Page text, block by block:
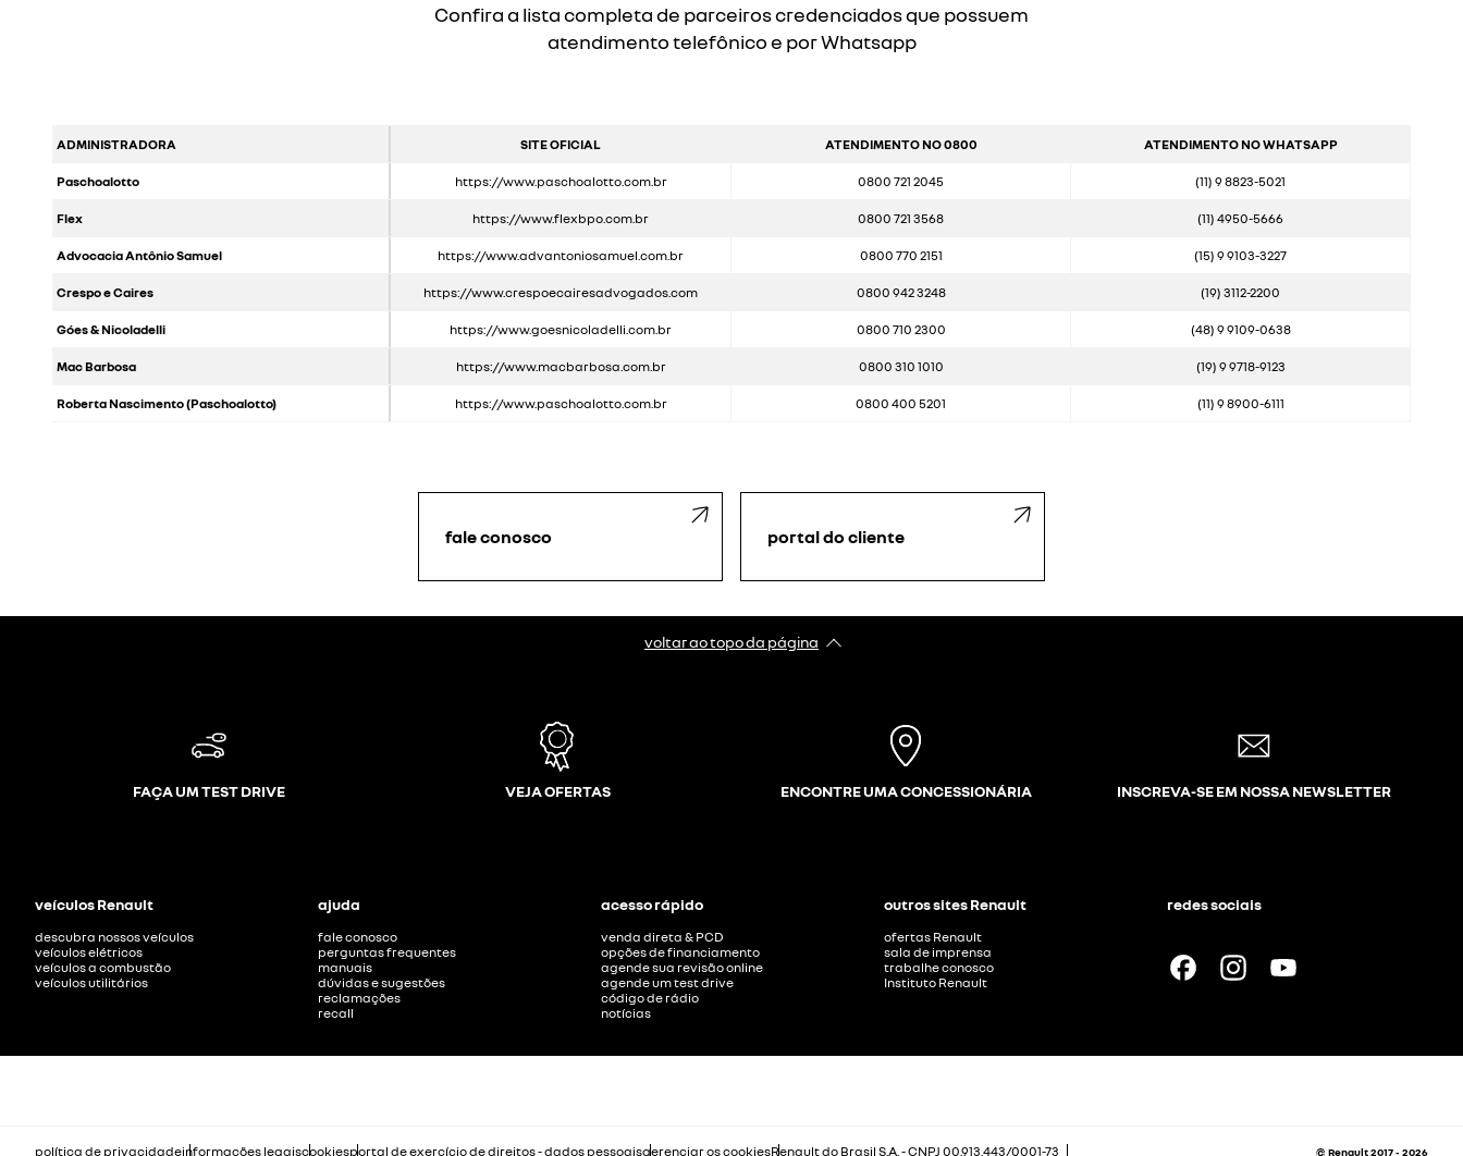
Confira a lista completa de parceiros credenciados que possuem
atendimento telefônico e por Whatsapp
ADMINISTRADORA SITE OFICIAL ATENDIMENTO NO 0800 ATENDIMENTO NO WHATSAPP
Paschoalotto https://www.paschoalotto.com.br 0800 721 2045 (11) 9 8823-5021
Flex https://www.flexbpo.com.br 0800 721 3568 (11) 4950-5666
Advocacia Antônio Samuel https://www.advantoniosamuel.com.br 0800 770 2151 (15) 9 9103-3227
Crespo e Caires https://www.crespoecairesadvogados.com 0800 942 3248 (19) 3112-2200
Góes & Nicoladelli https://www.goesnicoladelli.com.br 0800 710 2300 (48) 9 9109-0638
Mac Barbosa https://www.macbarbosa.com.br 0800 310 1010 (19) 9 9718-9123
Roberta Nascimento (Paschoalotto) https://www.paschoalotto.com.br 0800 400 5201 (11) 9 8900-6111
fale conosco portal do cliente
voltar ao topo da página
FAÇA UM TEST DRIVE VEJA OFERTAS ENCONTRE UMA CONCESSIONÁRIA INSCREVA-SE EM NOSSA NEWSLETTER
veículos Renault
descubra nossos veículos
veículos elétricos
veículos a combustão
veículos utilitários
ajuda
fale conosco
perguntas frequentes
manuais
dúvidas e sugestões
reclamações
recall
acesso rápido
venda direta & PCD
opções de financiamento
agende sua revisão online
agende um test drive
código de rádio
notícias
outros sites Renault
ofertas Renault
sala de imprensa
trabalhe conosco
Instituto Renault
redes sociais
política de privacidadeinformações legaiscookiesportal de exercício de direitos - dados pessoaisgerenciar os cookiesRenault do Brasil S.A. - CNPJ 00.913.443/0001-73 © Renault 2017 - 2026